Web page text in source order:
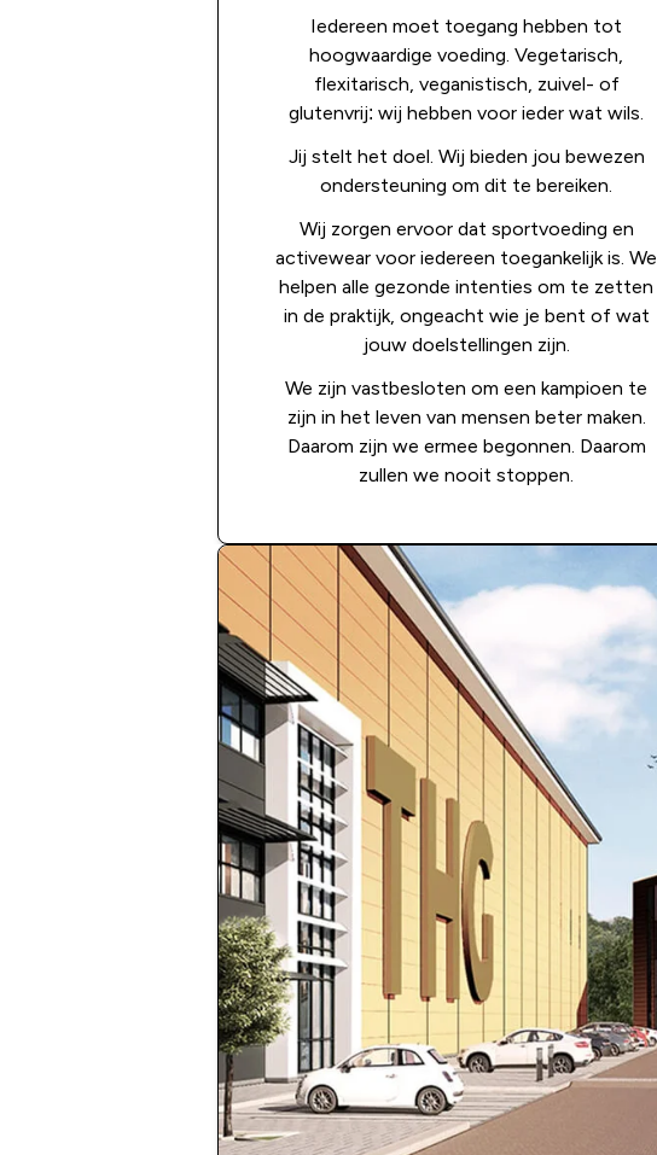
Iedereen moet toegang hebben tot
hoogwaardige voeding. Vegetarisch,
flexitarisch, veganistisch, zuivel- of
glutenvrij: wij hebben voor ieder wat wils.
Jij stelt het doel. Wij bieden jou bewezen
ondersteuning om dit te bereiken.
Wij zorgen ervoor dat sportvoeding en
activewear voor iedereen toegankelijk is. We
helpen alle gezonde intenties om te zetten
in de praktijk, ongeacht wie je bent of wat
jouw doelstellingen zijn.
We zijn vastbesloten om een kampioen te
zijn in het leven van mensen beter maken.
Daarom zijn we ermee begonnen. Daarom
zullen we nooit stoppen.